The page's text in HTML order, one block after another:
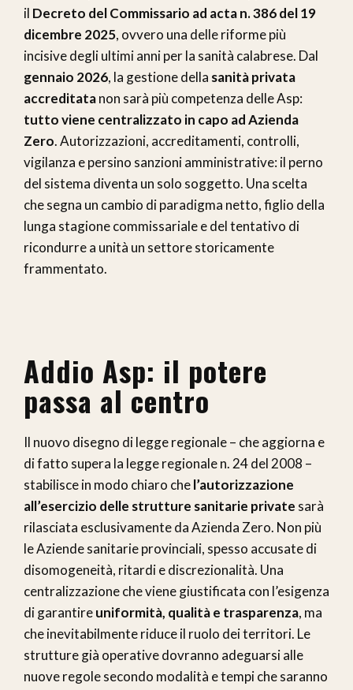
il Decreto del Commissario ad acta n. 386 del 19
dicembre 2025, ovvero una delle riforme più
incisive degli ultimi anni per la sanità calabrese. Dal
gennaio 2026, la gestione della sanità privata
accreditatanon sarà più competenza delle Asp:
tutto viene centralizzato in capo ad Azienda
Zero. Autorizzazioni, accreditamenti, controlli,
vigilanza e persino sanzioni amministrative: il perno
del sistema diventa un solo soggetto. Una scelta
che segna un cambio di paradigma netto, figlio della
lunga stagione commissariale e del tentativo di
ricondurre a unità un settore storicamente
frammentato.
Addio Asp: il potere
passa al centro
Il nuovo disegno di legge regionale – che aggiorna e
di fatto supera la legge regionale n. 24 del 2008 –
stabilisce in modo chiaro chel’autorizzazione
all’esercizio delle strutture sanitarie private sarà
rilasciata esclusivamente da Azienda Zero. Non più
le Aziende sanitarie provinciali, spesso accusate di
disomogeneità, ritardi e discrezionalità. Una
centralizzazione che viene giustificata con l’esigenza
di garantireuniformità, qualità e trasparenza, ma
che inevitabilmente riduce il ruolo dei territori. Le
strutture già operative dovranno adeguarsi alle
nuove regole secondo modalità e tempi che saranno